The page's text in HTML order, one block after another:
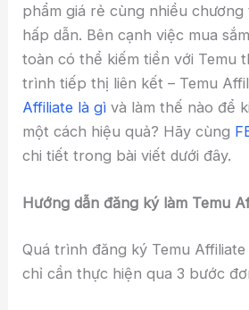
phẩm giá rẻ cùng nhiều
hấp dẫn. Bên cạnh việc mua
toàn có thể kiếm tiền với Temu
trình tiếp thị liên kết – Temu
Affiliate là gì và làm thế nào để
một cách hiệu quả? Hãy cùng
chi tiết trong bài viết dưới đây.
Hướng dẫn đăng ký làm Temu
Quá trình đăng ký Temu
chỉ cần thực hiện qua 3 bước